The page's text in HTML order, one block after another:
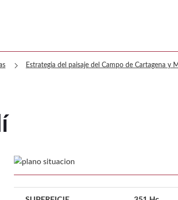
chevron_right Estrategia del paisaje del Campo de Cartagena y